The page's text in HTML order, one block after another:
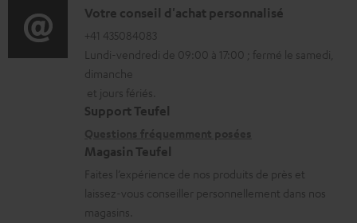
a
b
l
e
s
o
r
m
a
t
o
n
s
D
é
t
a
i
s
c
o
Votre conseil d'achat personnalisé
+41 435084083
Lundi-vendredi de 09:00 à 17:00 ; fermé le samedi,
dimanche
et jours fériés.
Support Teufel
Magasin Teufel
Faites l’expérience de nos produits de près et
laissez-vous conseiller personnellement dans nos
magasins.